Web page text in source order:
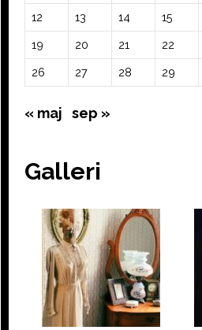
12 13 14 15
19 20 21 22
26 27 28 29
« maj sep »
Galleri